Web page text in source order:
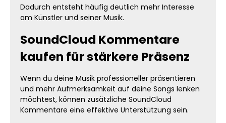
Dadurch entsteht häufig deutlich mehr Interesse
am Künstler und seiner Musik.
SoundCloud Kommentare
kaufen für stärkere Präsenz
Wenn du deine Musik professioneller präsentieren
und mehr Aufmerksamkeit auf deine Songs lenken
möchtest, können zusätzliche SoundCloud
Kommentare eine effektive Unterstützung sein.